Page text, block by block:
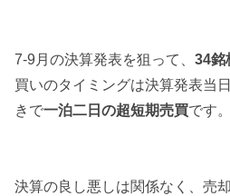
7-9月の決算発表を狙って、 34銘
買いのタイミングは決算発表当
きで一泊二日の超短期売買です。
決算の良し悪しは関係なく、売